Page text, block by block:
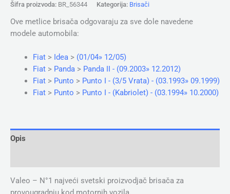
Šifra proizvoda: BR_56344 Kategorija: Brisači
Ove metlice brisača odgovaraju za sve dole navedene
modele automobila:
Fiat> Idea> (01/04» 12/05)
Fiat> Panda> Panda II - (09.2003» 12.2012)
Fiat> Punto > Punto I - (3/5 Vrata) - (03.1993» 09.1999)
Fiat> Punto > Punto I - (Kabriolet) - (03.1994» 10.2000)
Opis
Valeo – N°1 najveći svetski proizvodjač brisača za